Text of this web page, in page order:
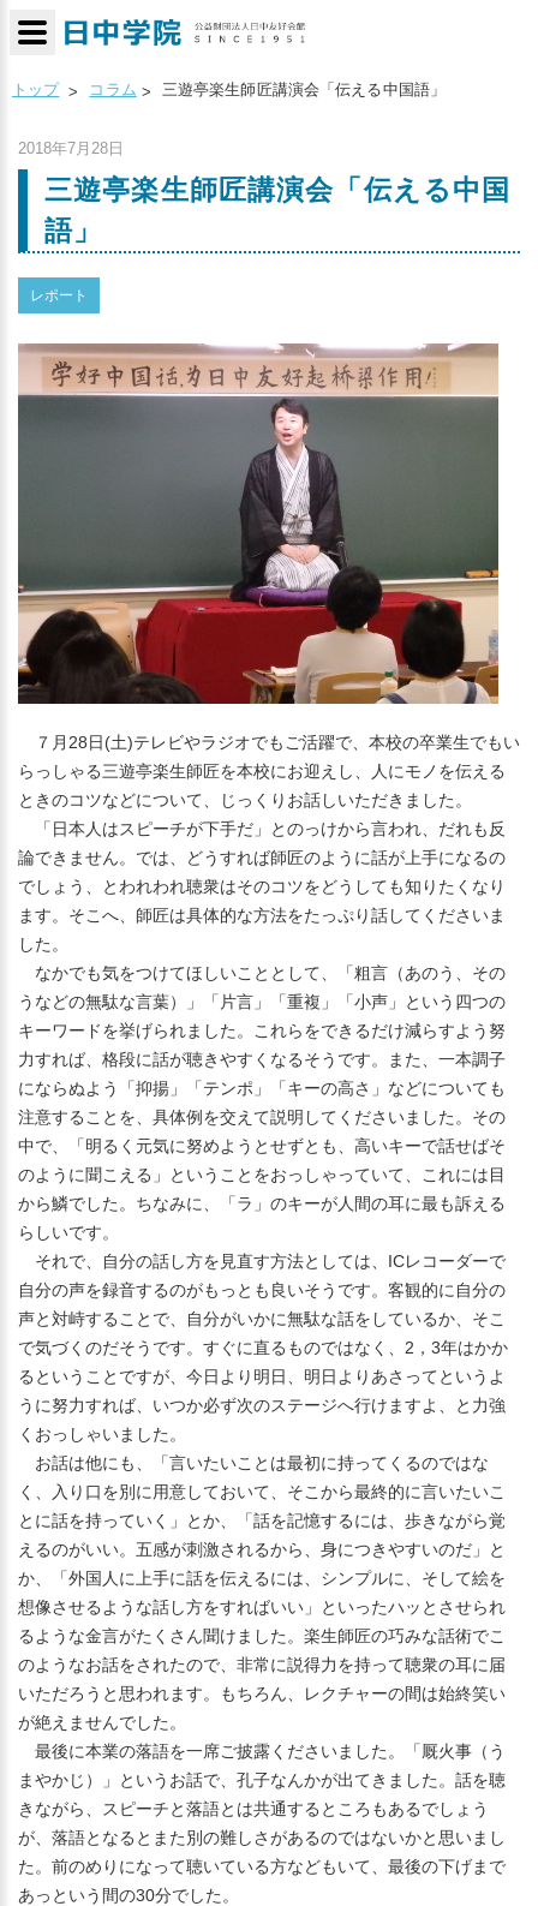
トップ コラム 三遊亭楽生師匠講演会「伝える中国語」
2018年7月28日
三遊亭楽生師匠講演会「伝える中国
語」
レポート
７月28日(土)テレビやラジオでもご活躍で、本校の卒業生でもい
らっしゃる三遊亭楽生師匠を本校にお迎えし、人にモノを伝える
ときのコツなどについて、じっくりお話しいただきました。
「日本人はスピーチが下手だ」とのっけから言われ、だれも反
論できません。では、どうすれば師匠のように話が上手になるの
でしょう、とわれわれ聴衆はそのコツをどうしても知りたくなり
ます。そこへ、師匠は具体的な方法をたっぷり話してくださいま
した。
なかでも気をつけてほしいこととして、「粗言（あのう、その
うなどの無駄な言葉）」「片言」「重複」「小声」という四つの
キーワードを挙げられました。これらをできるだけ減らすよう努
力すれば、格段に話が聴きやすくなるそうです。また、一本調子
にならぬよう「抑揚」「テンポ」「キーの高さ」などについても
注意することを、具体例を交えて説明してくださいました。その
中で、「明るく元気に努めようとせずとも、高いキーで話せばそ
のように聞こえる」ということをおっしゃっていて、これには目
から鱗でした。ちなみに、「ラ」のキーが人間の耳に最も訴える
らしいです。
それで、自分の話し方を見直す方法としては、ICレコーダーで
自分の声を録音するのがもっとも良いそうです。客観的に自分の
声と対峙することで、自分がいかに無駄な話をしているか、そこ
で気づくのだそうです。すぐに直るものではなく、2，3年はかか
るということですが、今日より明日、明日よりあさってというよ
うに努力すれば、いつか必ず次のステージへ行けますよ、と力強
くおっしゃいました。
お話は他にも、「言いたいことは最初に持ってくるのではな
く、入り口を別に用意しておいて、そこから最終的に言いたいこ
とに話を持っていく」とか、「話を記憶するには、歩きながら覚
えるのがいい。五感が刺激されるから、身につきやすいのだ」と
か、「外国人に上手に話を伝えるには、シンプルに、そして絵を
想像させるような話し方をすればいい」といったハッとさせられ
るような金言がたくさん聞けました。楽生師匠の巧みな話術でこ
のようなお話をされたので、非常に説得力を持って聴衆の耳に届
いただろうと思われます。もちろん、レクチャーの間は始終笑い
が絶えませんでした。
最後に本業の落語を一席ご披露くださいました。「厩火事（う
まやかじ）」というお話で、孔子なんかが出てきました。話を聴
きながら、スピーチと落語とは共通するところもあるでしょう
が、落語となるとまた別の難しさがあるのではないかと思いまし
た。前のめりになって聴いている方などもいて、最後の下げまで
あっという間の30分でした。